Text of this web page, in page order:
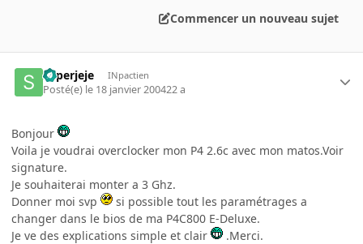
Commencer un nouveau sujet
superjeje INpactien
Posté(e) le 18 janvier 200422 a
Bonjour
Voila je voudrai overclocker mon P4 2.6c avec mon matos.Voir
signature.
Je souhaiterai monter a 3 Ghz.
Donner moi svp
si possible tout les paramétrages a
changer dans le bios de ma P4C800 E-Deluxe.
Je ve des explications simple et clair
.Merci.